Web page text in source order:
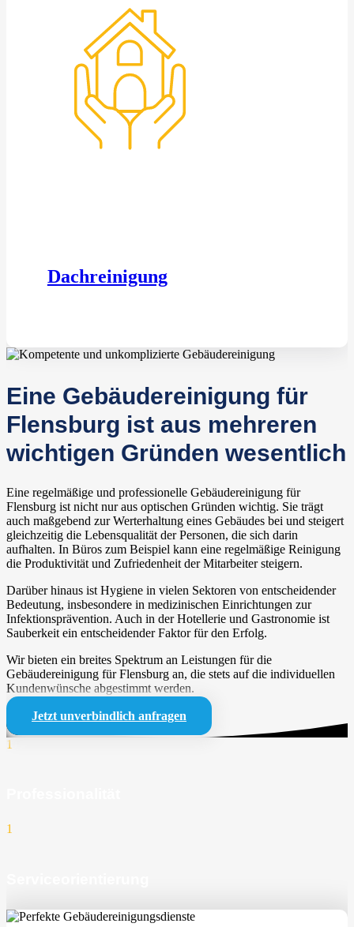
Dachreinigung
Eine Gebäudereinigung für
Flensburg ist aus mehreren
wichtigen Gründen wesentlich
Eine regelmäßige und professionelle Gebäudereinigung für
Flensburg ist nicht nur aus optischen Gründen wichtig. Sie trägt
auch maßgebend zur Werterhaltung eines Gebäudes bei und steigert
gleichzeitig die Lebensqualität der Personen, die sich darin
aufhalten. In Büros zum Beispiel kann eine regelmäßige Reinigung
die Produktivität und Zufriedenheit der Mitarbeiter steigern.
Darüber hinaus ist Hygiene in vielen Sektoren von entscheidender
Bedeutung, insbesondere in medizinischen Einrichtungen zur
Infektionsprävention. Auch in der Hotellerie und Gastronomie ist
Sauberkeit ein entscheidender Faktor für den Erfolg.
Wir bieten ein breites Spektrum an Leistungen für die
Gebäudereinigung für Flensburg an, die stets auf die individuellen
Kundenwünsche abgestimmt werden.
Jetzt unverbindlich anfragen
1
1
1